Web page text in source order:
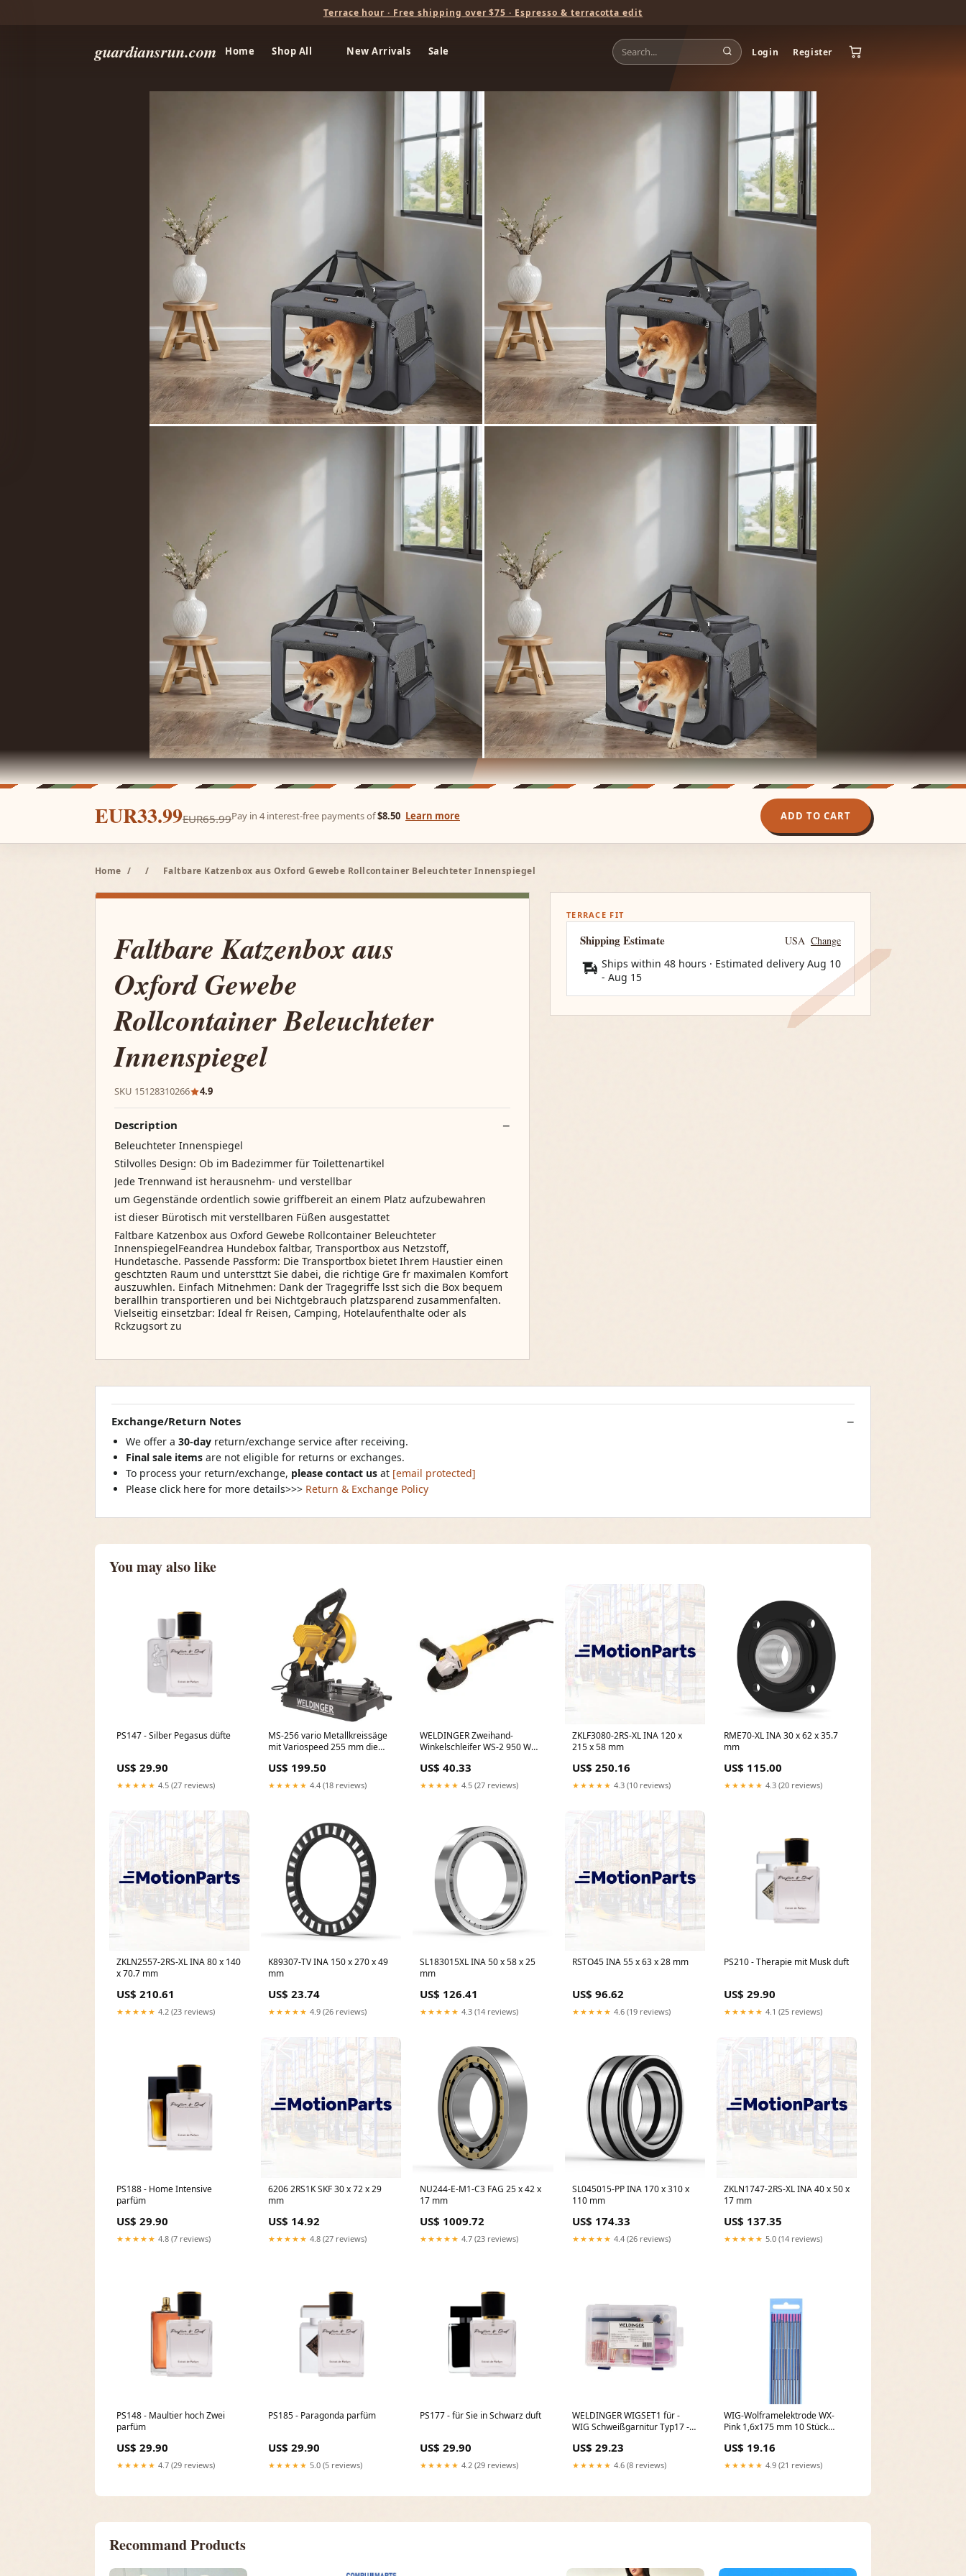
Terrace hour · Free shipping over $75 · Espresso & terracotta edit
guardiansrun.com Home Shop All New Arrivals Sale Login Register
EUR33.99EUR65.99Pay in 4 interest-free payments of$8.50 Learn more ADD TO CART
Home / / Faltbare Katzenbox aus Oxford Gewebe Rollcontainer Beleuchteter Innenspiegel
Faltbare Katzenbox aus
Oxford Gewebe
Rollcontainer Beleuchteter
Innenspiegel
SKU 15128310266 4.9
Description
Beleuchteter Innenspiegel
Stilvolles Design: Ob im Badezimmer für Toilettenartikel
Jede Trennwand ist herausnehm- und verstellbar
um Gegenstände ordentlich sowie griffbereit an einem Platz aufzubewahren
ist dieser Bürotisch mit verstellbaren Füßen ausgestattet
Faltbare Katzenbox aus Oxford Gewebe Rollcontainer Beleuchteter
InnenspiegelFeandrea Hundebox faltbar, Transportbox aus Netzstoff,
Hundetasche. Passende Passform: Die Transportbox bietet Ihrem Haustier einen
geschtzten Raum und untersttzt Sie dabei, die richtige Gre fr maximalen Komfort
auszuwhlen. Einfach Mitnehmen: Dank der Tragegriffe lsst sich die Box bequem
berallhin transportieren und bei Nichtgebrauch platzsparend zusammenfalten.
Vielseitig einsetzbar: Ideal fr Reisen, Camping, Hotelaufenthalte oder als
Rckzugsort zu
TERRACE FIT
Shipping Estimate USA Change
Ships within 48 hours · Estimated delivery Aug 10
- Aug 15
Exchange/Return Notes
We offer a 30-day return/exchange service after receiving.
Final sale items are not eligible for returns or exchanges.
To process your return/exchange, please contact us at [email protected]
Please click here for more details>>> Return & Exchange Policy
You may also like
PS147 - Silber Pegasus düfte
US$ 29.90
★★★★★ 4.5 (27 reviews)
MS-256 vario Metallkreissäge
mit Variospeed 255 mm die
PS56
US$ 199.50
★★★★★ 4.4 (18 reviews)
WELDINGER Zweihand-
Winkelschleifer WS-2 950 W
m Kabel Grundausstattung
US$ 40.33
★★★★★ 4.5 (27 reviews)
ZKLF3080-2RS-XL INA 120 x
215 x 58 mm
US$ 250.16
★★★★★ 4.3 (10 reviews)
RME70-XL INA 30 x 62 x 35.7
mm
US$ 115.00
★★★★★ 4.3 (20 reviews)
ZKLN2557-2RS-XL INA 80 x 140
x 70.7 mm
US$ 210.61
★★★★★ 4.2 (23 reviews)
K89307-TV INA 150 x 270 x 49
mm
US$ 23.74
★★★★★ 4.9 (26 reviews)
SL183015XL INA 50 x 58 x 25
mm
US$ 126.41
★★★★★ 4.3 (14 reviews)
RSTO45 INA 55 x 63 x 28 mm
US$ 96.62
★★★★★ 4.6 (19 reviews)
PS210 - Therapie mit Musk duft
US$ 29.90
★★★★★ 4.1 (25 reviews)
PS188 - Home Intensive
parfüm
US$ 29.90
★★★★★ 4.8 (7 reviews)
6206 2RS1K SKF 30 x 72 x 29
mm
US$ 14.92
★★★★★ 4.8 (27 reviews)
NU244-E-M1-C3 FAG 25 x 42 x
17 mm
US$ 1009.72
★★★★★ 4.7 (23 reviews)
SL045015-PP INA 170 x 310 x
110 mm
US$ 174.33
★★★★★ 4.4 (26 reviews)
ZKLN1747-2RS-XL INA 40 x 50 x
17 mm
US$ 137.35
★★★★★ 5.0 (14 reviews)
PS148 - Maultier hoch Zwei
parfüm
US$ 29.90
★★★★★ 4.7 (29 reviews)
PS185 - Paragonda parfüm
US$ 29.90
★★★★★ 5.0 (5 reviews)
PS177 - für Sie in Schwarz duft
US$ 29.90
★★★★★ 4.2 (29 reviews)
WELDINGER WIGSET1 für -
WIG Schweißgarnitur Typ17 -
geschmiedete Qualität
US$ 29.23
★★★★★ 4.6 (8 reviews)
WIG-Wolframelektrode WX-
Pink 1,6x175 mm 10 Stück
Rotator
US$ 19.16
★★★★★ 4.9 (21 reviews)
Recommand Products